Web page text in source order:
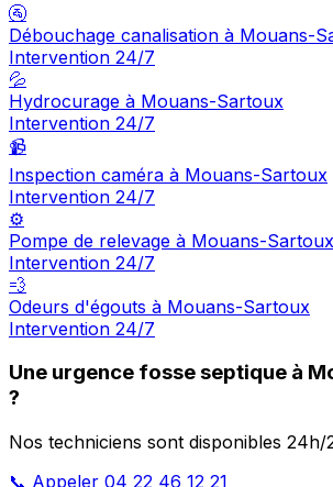
🚰
Débouchage canalisation à Mouans-
Intervention 24/7
💦
Hydrocurage à Mouans-Sartoux
Intervention 24/7
📹
Inspection caméra à Mouans-Sartoux
Intervention 24/7
⚙️
Pompe de relevage à Mouans-Sartoux
Intervention 24/7
💨
Odeurs d'égouts à Mouans-Sartoux
Intervention 24/7
Une urgence fosse septique à
?
Nos techniciens sont disponibles 24h/
📞 Appeler 04 22 46 12 21